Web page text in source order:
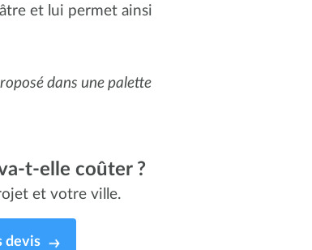
et lui permet ainsi
dans une palette
t-elle coûter ?
et votre ville.
devis